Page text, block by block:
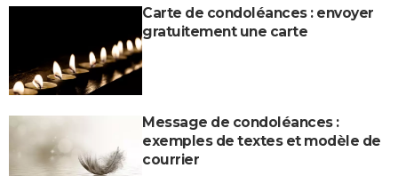
Carte de condoléances : envoyer
gratuitement une carte
Message de condoléances :
exemples de textes et modèle de
courrier